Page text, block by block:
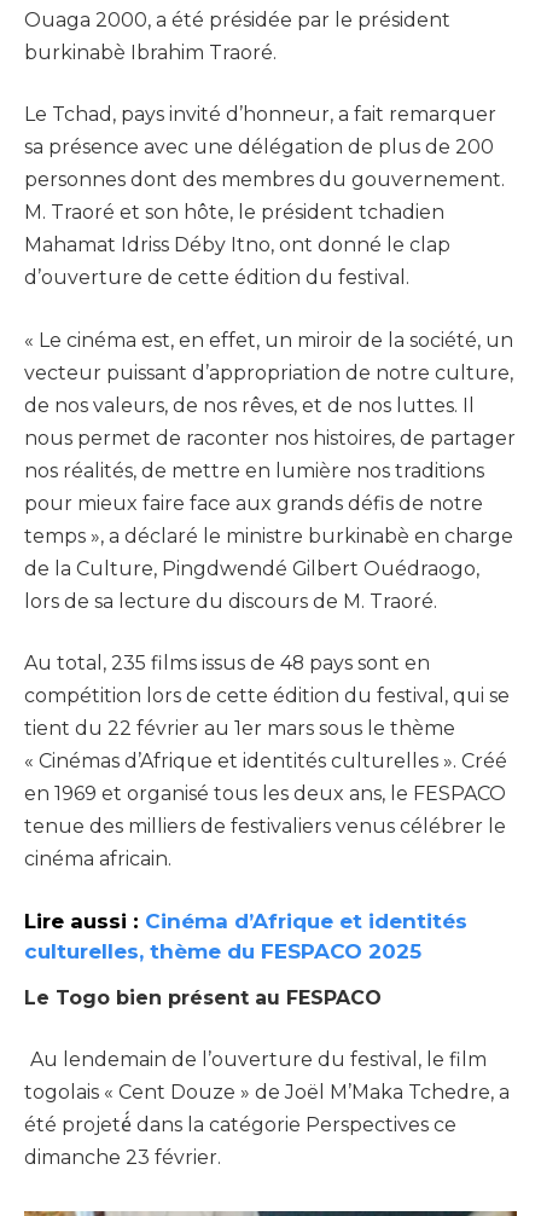
Ouaga 2000, a été présidée par le président
burkinabè Ibrahim Traoré.
Le Tchad, pays invité d’honneur, a fait remarquer
sa présence avec une délégation de plus de 200
personnes dont des membres du gouvernement.
M. Traoré et son hôte, le président tchadien
Mahamat Idriss Déby Itno, ont donné le clap
d’ouverture de cette édition du festival.
« Le cinéma est, en effet, un miroir de la société, un
vecteur puissant d’appropriation de notre culture,
de nos valeurs, de nos rêves, et de nos luttes. Il
nous permet de raconter nos histoires, de partager
nos réalités, de mettre en lumière nos traditions
pour mieux faire face aux grands défis de notre
temps », a déclaré le ministre burkinabè en charge
de la Culture, Pingdwendé Gilbert Ouédraogo,
lors de sa lecture du discours de M. Traoré.
Au total, 235 films issus de 48 pays sont en
compétition lors de cette édition du festival, qui se
tient du 22 février au 1er mars sous le thème
« Cinémas d’Afrique et identités culturelles ». Créé
en 1969 et organisé tous les deux ans, le FESPACO
tenue des milliers de festivaliers venus célébrer le
cinéma africain.
Lire aussi : Cinéma d’Afrique et identités
culturelles, thème du FESPACO 2025
Le Togo bien présent au FESPACO
Au lendemain de l’ouverture du festival, le film
togolais « Cent Douze » de Joël M’Maka Tchedre, a
été projeté́ dans la catégorie Perspectives ce
dimanche 23 février.